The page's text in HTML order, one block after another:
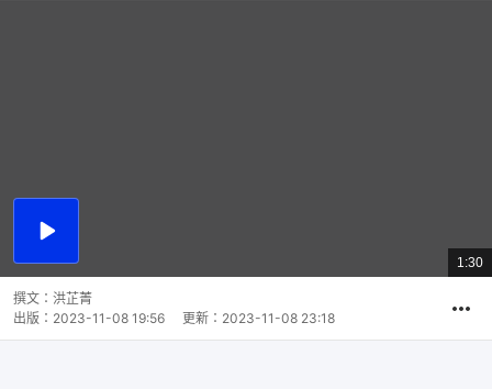
播
總
共
1:30
撰文： 洪芷菁
出版： 2023-11-08 19:56 更新： 2023-11-08 23:18